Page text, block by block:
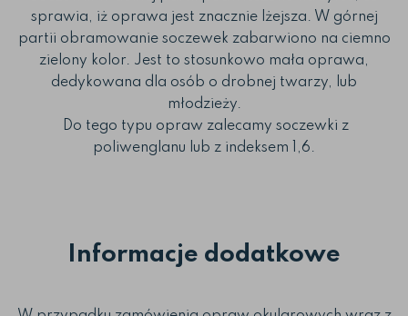
sprawia, iż oprawa jest znacznie lżejsza. W górnej
partii obramowanie soczewek zabarwiono na ciemno
zielony kolor. Jest to stosunkowo mała oprawa,
dedykowana dla osób o drobnej twarzy, lub
młodzieży.
Do tego typu opraw zalecamy soczewki z
poliwenglanu lub z indeksem 1,6.
Informacje dodatkowe